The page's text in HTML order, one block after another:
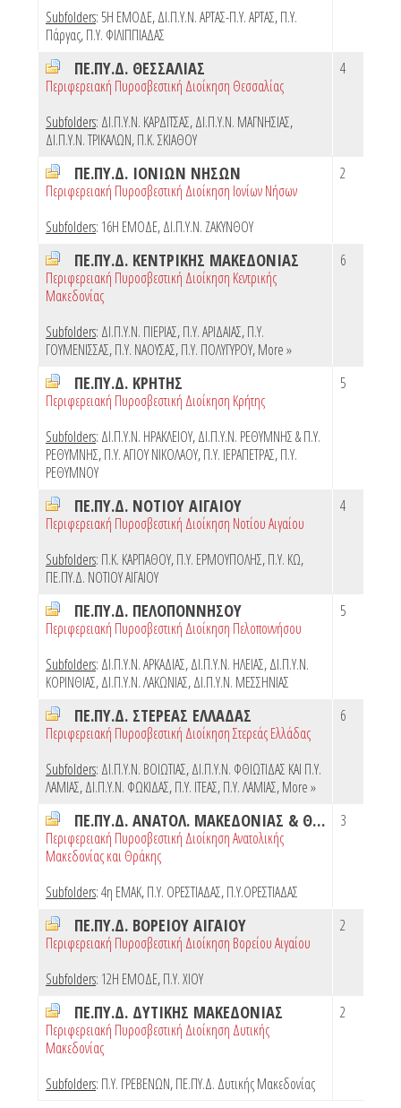
Subfolders: 5Η ΕΜΟΔΕ,ΔΙ.Π.Υ.Ν. ΑΡΤΑΣ-Π.Υ. ΑΡΤΑΣ,Π.Υ.
Πάργας,Π.Υ. ΦΙΛΙΠΠΙΑΔΑΣ
ΠΕ.ΠΥ.Δ. ΘΕΣΣΑΛΙΑΣ
Περιφερειακή Πυροσβεστική Διοίκηση Θεσσαλίας
Subfolders: ΔΙ.Π.Υ.Ν. ΚΑΡΔΙΤΣΑΣ,ΔΙ.Π.Υ.Ν. ΜΑΓΝΗΣΙΑΣ,
ΔΙ.Π.Υ.Ν. ΤΡΙΚΑΛΩΝ,Π.Κ. ΣΚΙΑΘΟΥ
4
ΠΕ.ΠΥ.Δ. ΙΟΝΙΩΝ ΝΗΣΩΝ
Περιφερειακή Πυροσβεστική Διοίκηση Ιονίων Νήσων
Subfolders: 16Η ΕΜΟΔΕ,ΔΙ.Π.Υ.Ν. ΖΑΚΥΝΘΟΥ
2
ΠΕ.ΠΥ.Δ. ΚΕΝΤΡΙΚΗΣ ΜΑΚΕΔΟΝΙΑΣ
Περιφερειακή Πυροσβεστική Διοίκηση Κεντρικής
Μακεδονίας
Subfolders: ΔΙ.Π.Υ.Ν. ΠΙΕΡΙΑΣ,Π.Υ. ΑΡΙΔΑΙΑΣ,Π.Υ.
ΓΟΥΜΕΝΙΣΣΑΣ,Π.Υ. ΝΑΟΥΣΑΣ,Π.Υ. ΠΟΛΥΓΥΡΟΥ,More »
6
ΠΕ.ΠΥ.Δ. ΚΡΗΤΗΣ
Περιφερειακή Πυροσβεστική Διοίκηση Κρήτης
Subfolders: ΔΙ.Π.Υ.Ν. ΗΡΑΚΛΕΙΟΥ,ΔΙ.Π.Υ.Ν. ΡΕΘΥΜΝΗΣ & Π.Υ.
ΡΕΘΥΜΝΗΣ,Π.Υ. ΑΓΙΟΥ ΝΙΚΟΛΑΟΥ,Π.Υ. ΙΕΡΑΠΕΤΡΑΣ,Π.Υ.
ΡΕΘΥΜΝΟΥ
5
ΠΕ.ΠΥ.Δ. ΝΟΤΙΟΥ ΑΙΓΑΙΟΥ
Περιφερειακή Πυροσβεστική Διοίκηση Νοτίου Αιγαίου
Subfolders: Π.Κ. ΚΑΡΠΑΘΟΥ,Π.Υ. ΕΡΜΟΥΠΟΛΗΣ,Π.Υ. ΚΩ,
ΠΕ.ΠΥ.Δ. ΝΟΤΙΟΥ ΑΙΓΑΙΟΥ
4
ΠΕ.ΠΥ.Δ. ΠΕΛΟΠΟΝΝΗΣΟΥ
Περιφερειακή Πυροσβεστική Διοίκηση Πελοποννήσου
Subfolders: ΔΙ.Π.Υ.Ν. ΑΡΚΑΔΙΑΣ,ΔΙ.Π.Υ.Ν. ΗΛΕΙΑΣ,ΔΙ.Π.Υ.Ν.
ΚΟΡΙΝΘΙΑΣ,ΔΙ.Π.Υ.Ν. ΛΑΚΩΝΙΑΣ,ΔΙ.Π.Υ.Ν. ΜΕΣΣΗΝΙΑΣ
5
ΠΕ.ΠΥ.Δ. ΣΤΕΡΕΑΣ ΕΛΛΑΔΑΣ
Περιφερειακή Πυροσβεστική Διοίκηση Στερεάς Ελλάδας
Subfolders: ΔΙ.Π.Υ.Ν. ΒΟΙΩΤΙΑΣ,ΔΙ.Π.Υ.Ν. ΦΘΙΩΤΙΔΑΣ ΚΑΙ Π.Υ.
ΛΑΜΙΑΣ,ΔΙ.Π.Υ.Ν. ΦΩΚΙΔΑΣ,Π.Υ. ΙΤΕΑΣ,Π.Υ. ΛΑΜΙΑΣ,More »
6
ΠΕ.ΠΥ.Δ. ΑΝΑΤΟΛ. ΜΑΚΕΔΟΝΙΑΣ & ΘΡΑΚΗΣ
Περιφερειακή Πυροσβεστική Διοίκηση Ανατολικής
Μακεδονίας και Θράκης
Subfolders:4η ΕΜΑΚ,Π.Υ. ΟΡΕΣΤΙΑΔΑΣ,Π.Υ.ΟΡΕΣΤΙΑΔΑΣ
3
ΠΕ.ΠΥ.Δ. ΒΟΡΕΙΟΥ ΑΙΓΑΙΟΥ
Περιφερειακή Πυροσβεστική Διοίκηση Βορείου Αιγαίου
Subfolders: 12Η ΕΜΟΔΕ,Π.Υ. ΧΙΟΥ
2
ΠΕ.ΠΥ.Δ. ΔΥΤΙΚΗΣ ΜΑΚΕΔΟΝΙΑΣ
Περιφερειακή Πυροσβεστική Διοίκηση Δυτικής
Μακεδονίας
Subfolders: Π.Υ. ΓΡΕΒΕΝΩΝ,ΠΕ.ΠΥ.Δ. Δυτικής Μακεδονίας
2